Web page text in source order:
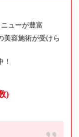
ューが豊富
美容施術が受けら
！
)